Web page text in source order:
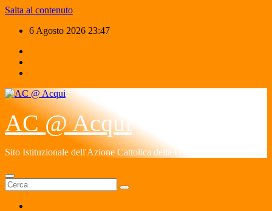
Salta al contenuto
6 Agosto 2026 23:47
AC @ Acqui
Sito Istituzionale dell'Azione Cattolica della Diocesi di Acqui